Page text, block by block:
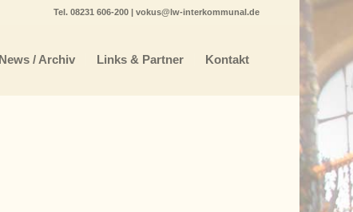
Tel. 08231 606-200 | vokus@lw-interkommunal.de
News / Archiv Links & Partner Kontakt